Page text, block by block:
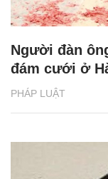
PHÁP LUẬT
Người đàn
đám cưới ở